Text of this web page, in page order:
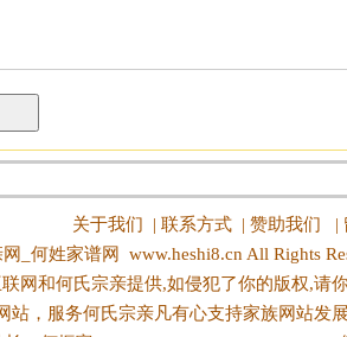
关于我们 | 联系方式| 赞助我们 |
_何姓家谱网 www.heshi8.cn All Rights
网和何氏宗亲提供,如侵犯了你的版权,请
站，服务何氏宗亲凡有心支持家族网站发